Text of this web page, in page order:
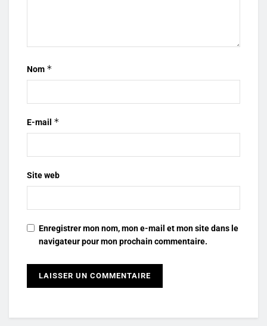
Nom *
E-mail *
Site web
Enregistrer mon nom, mon e-mail et mon site dans le
navigateur pour mon prochain commentaire.